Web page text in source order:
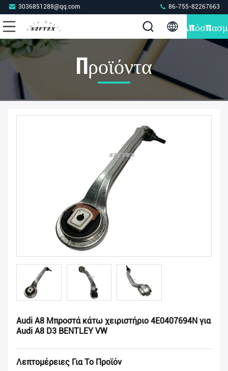
3036851288@qq.com 86-755-82267663
Προϊόντα
Audi A8 Μπροστά κάτω χειριστήριο 4E0407694N για
Audi A8 D3 BENTLEY VW
Λεπτομέρειες Για Το Προϊόν